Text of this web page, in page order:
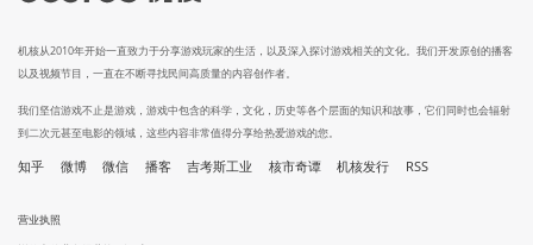
机核从2010年开始一直致力于分享游戏玩家的生活，以及深入探讨游戏相关的文化。我们开发原创的播客
以及视频节目，一直在不断寻找民间高质量的内容创作者。
我们坚信游戏不止是游戏，游戏中包含的科学，文化，历史等各个层面的知识和故事，它们同时也会辐射
到二次元甚至电影的领域，这些内容非常值得分享给热爱游戏的您。
知乎 微博 微信 播客 吉考斯工业 核市奇谭 机核发行 RSS
营业执照